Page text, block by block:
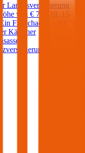
Landesversicherung
von € 7,6, 10, 15
Freischaden wird
Kärntner